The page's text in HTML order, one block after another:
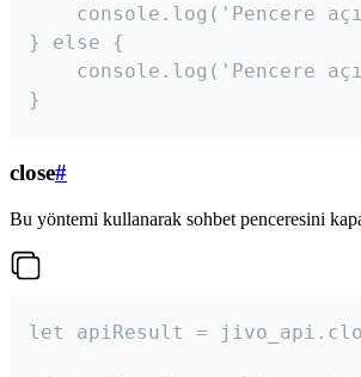
console.log('Pencere
} else {
console.log('Pencere
}
close#
Bu yöntemi kullanarak sohbet penceresini
let apiResult =